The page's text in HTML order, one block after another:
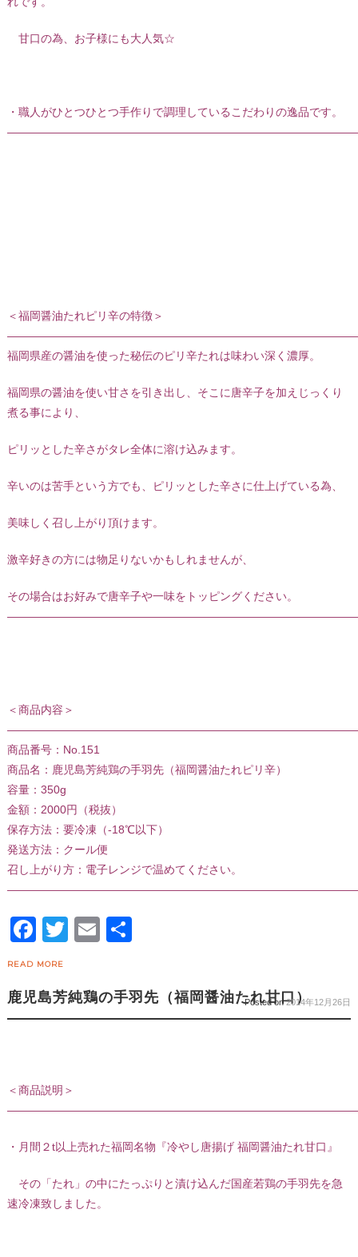
甘口の為、お子様にも大人気☆
・職人がひとつひとつ手作りで調理しているこだわりの逸品です。
＜福岡醤油たれピリ辛の特徴＞
福岡県産の醤油を使った秘伝のピリ辛たれは味わい深く濃厚。
福岡県の醤油を使い甘さを引き出し、そこに唐辛子を加えじっくり
煮る事により、
ピリッとした辛さがタレ全体に溶け込みます。
辛いのは苦手という方でも、ピリッとした辛さに仕上げている為、
美味しく召し上がり頂けます。
激辛好きの方には物足りないかもしれませんが、
その場合はお好みで唐辛子や一味をトッピングください。
＜商品内容＞
商品番号：No.151
商品名：鹿児島芳純鶏の手羽先（福岡醤油たれピリ辛）
容量：350g
金額：2000円（税抜）
保存方法：要冷凍（-18℃以下）
発送方法：クール便
召し上がり方：電子レンジで温めてください。
Facebook
Twitter
Email
共
READ MORE
鹿児島芳純鶏の手羽先（福岡醤油たれ甘口）
Posted on2014年12月26日
＜商品説明＞
・月間２t以上売れた福岡名物『冷やし唐揚げ 福岡醤油たれ甘口』
その「たれ」の中にたっぷりと漬け込んだ国産若鶏の手羽先を急
速冷凍致しました。